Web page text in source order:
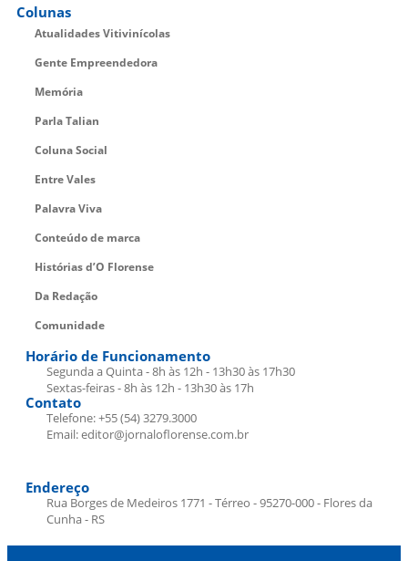
Colunas
Atualidades Vitivinícolas
Gente Empreendedora
Memória
Parla Talian
Coluna Social
Entre Vales
Palavra Viva
Conteúdo de marca
Histórias d’O Florense
Da Redação
Comunidade
Horário de Funcionamento
Segunda a Quinta - 8h às 12h - 13h30 às 17h30
Sextas-feiras - 8h às 12h - 13h30 às 17h
Contato
Telefone: +55 (54) 3279.3000
Email: editor@jornaloflorense.com.br
Endereço
Rua Borges de Medeiros 1771 - Térreo - 95270-000 - Flores da
Cunha - RS